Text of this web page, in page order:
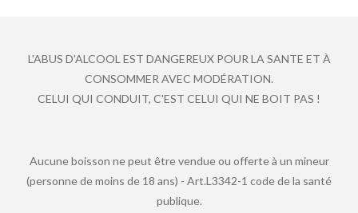
L'ABUS D'ALCOOL EST DANGEREUX POUR LA SANTE ET À
CONSOMMER AVEC MODÉRATION.
CELUI QUI CONDUIT, C'EST CELUI QUI NE BOIT PAS !
Aucune boisson ne peut être vendue ou offerte à un mineur
(personne de moins de 18 ans) - Art.L3342-1 code de la santé
publique.